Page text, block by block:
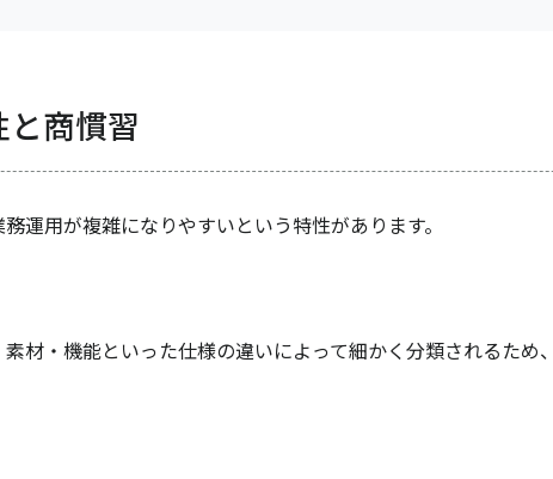
商慣習
運用が複雑になりやすいという特性があります。
材・機能といった仕様の違いによって細かく分類されるため